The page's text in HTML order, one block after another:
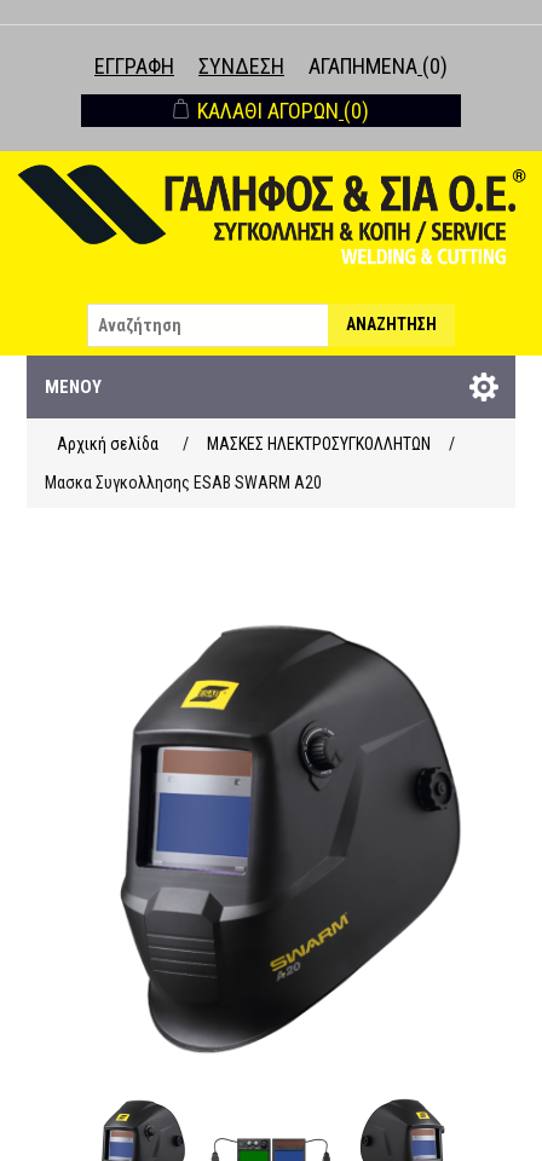
ΕΓΓΡΑΦΉ ΣΎΝΔΕΣΗ ΑΓΑΠΗΜΈΝΑ (0)
ΚΑΛΆΘΙ ΑΓΟΡΏΝ (0)
ΑΝΑΖΉΤΗΣΗ
ΜΕΝΟΎ
Αρχική σελίδα / ΜΑΣΚΕΣ ΗΛΕΚΤΡΟΣΥΓΚΟΛΛΗΤΩΝ
/
Μασκα Συγκολλησης ESAB SWARM A20